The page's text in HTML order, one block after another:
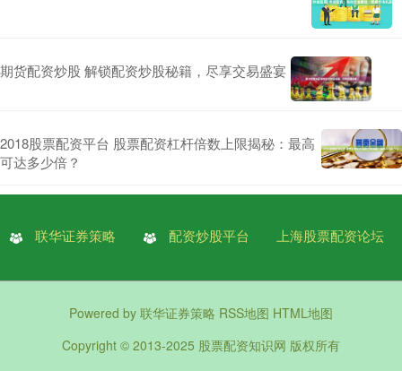
期货配资炒股 解锁配资炒股秘籍，尽享交易盛宴
2018股票配资平台 股票配资杠杆倍数上限揭秘：最高
可达多少倍？
联华证券策略 配资炒股平台 上海股票配资论坛
Powered by 联华证券策略 RSS地图 HTML地图
Copyright © 2013-2025 股票配资知识网 版权所有